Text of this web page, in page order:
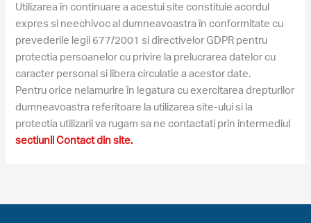
Utilizarea în continuare a acestui site constituie acordul
expres si neechivoc al dumneavoastra în conformitate cu
prevederile legii 677/2001 si directivelor GDPR pentru
protectia persoanelor cu privire la prelucrarea datelor cu
caracter personal si libera circulatie a acestor date.
Pentru orice nelamurire în legatura cu exercitarea drepturilor
dumneavoastra referitoare la utilizarea site-ului si la
protectia utilizarii va rugam sa ne contactati prin intermediul
sectiunii Contact din site.